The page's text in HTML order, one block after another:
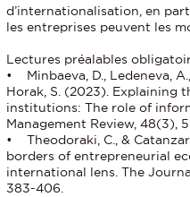
d’internationalisation, en
les entreprises peuvent les
Lectures préalables
• Minbaeva, D., Ledeneva,
Horak, S. (2023). Explaining
institutions: The role of
Management Review, 48(3),
• Theodoraki, C., &
borders of entrepreneurial
international lens. The
383-406.